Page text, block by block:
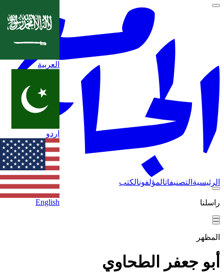
الرئيسية التصنيفاتالمؤلفونالكتب
راسلنا
العربية
اردو
English
المظهر
أبو جعفر الطحاوي